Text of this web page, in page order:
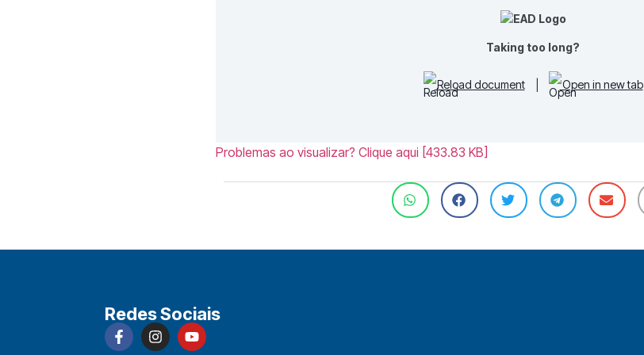
Taking too long?
Reload document Open in new tab
Problemas ao visualizar? Clique aqui [433.83 KB]
Redes Sociais